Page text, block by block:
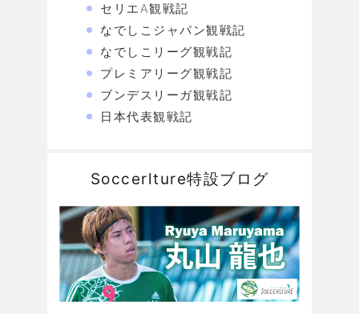
セリエA観戦記
なでしこジャパン観戦記
なでしこリーグ観戦記
プレミアリーグ観戦記
ブンデスリーガ観戦記
日本代表観戦記
Soccerlture特設ブログ